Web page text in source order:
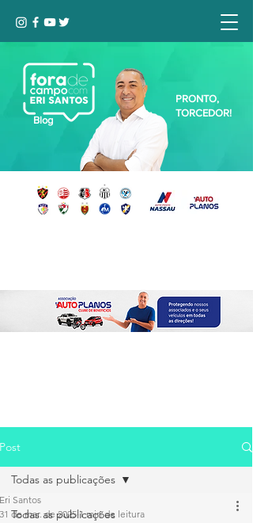
Blog
PRONTO,
TORCEDOR!
Post
Todas as publicações
Todas as publicações
Eri Santos
31 de mar. de 2025 1 min de leitura